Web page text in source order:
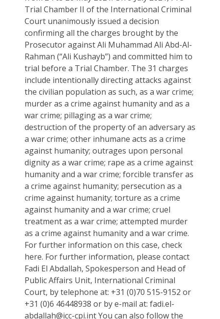
Trial Chamber II of the International Criminal
Court unanimously issued a decision
confirming all the charges brought by the
Prosecutor against Ali Muhammad Ali Abd-Al-
Rahman (“Ali Kushayb”) and committed him to
trial before a Trial Chamber. The 31 charges
include intentionally directing attacks against
the civilian population as such, as a war crime;
murder as a crime against humanity and as a
war crime; pillaging as a war crime;
destruction of the property of an adversary as
a war crime; other inhumane acts as a crime
against humanity; outrages upon personal
dignity as a war crime; rape as a crime against
humanity and a war crime; forcible transfer as
a crime against humanity; persecution as a
crime against humanity; torture as a crime
against humanity and a war crime; cruel
treatment as a war crime; attempted murder
as a crime against humanity and a war crime.
For further information on this case, check
here. For further information, please contact
Fadi El Abdallah, Spokesperson and Head of
Public Affairs Unit, International Criminal
Court, by telephone at: +31 (0)70 515-9152 or
+31 (0)6 46448938 or by e-mail at: fadi.el-
abdallah@icc-cpi.int You can also follow the